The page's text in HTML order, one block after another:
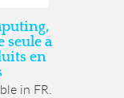
seule a
en
in FR.